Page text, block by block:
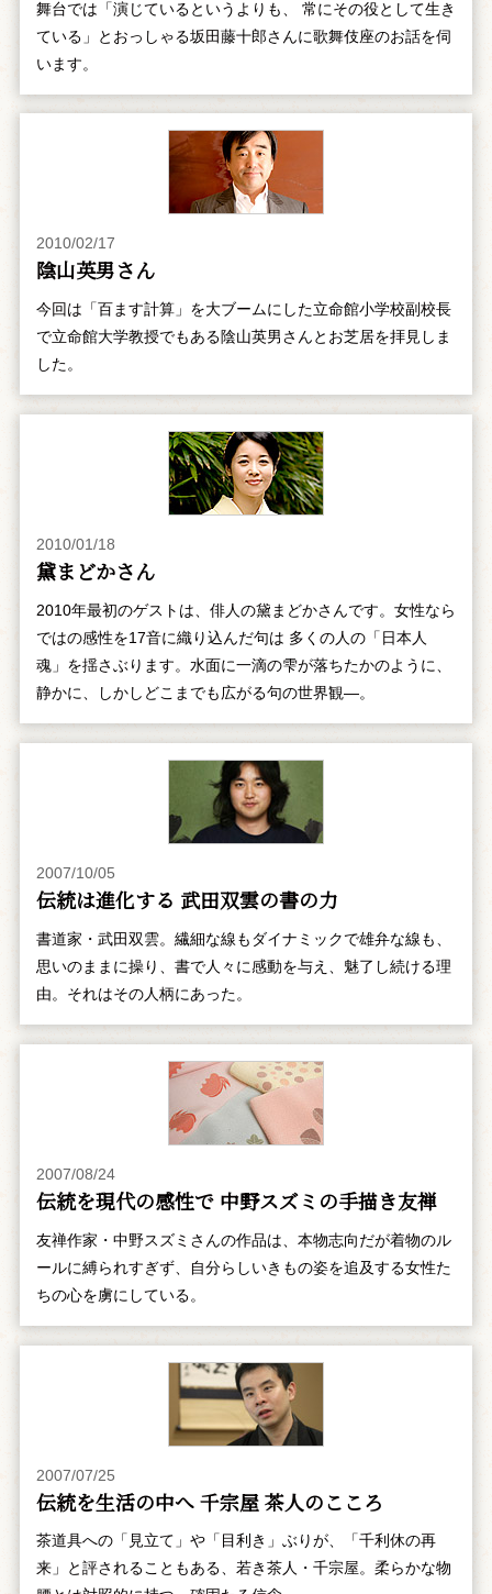
舞台では「演じているというよりも、 常にその役として生き
ている」とおっしゃる坂田藤十郎さんに歌舞伎座のお話を伺
います。
2010/02/17
陰山英男さん
今回は「百ます計算」を大ブームにした立命館小学校副校長
で立命館大学教授でもある陰山英男さんとお芝居を拝見しま
した。
2010/01/18
黛まどかさん
2010年最初のゲストは、俳人の黛まどかさんです。女性なら
ではの感性を17音に織り込んだ句は 多くの人の「日本人
魂」を揺さぶります。水面に一滴の雫が落ちたかのように、
静かに、しかしどこまでも広がる句の世界観―。
2007/10/05
伝統は進化する 武田双雲の書の力
書道家・武田双雲。繊細な線もダイナミックで雄弁な線も、
思いのままに操り、書で人々に感動を与え、魅了し続ける理
由。それはその人柄にあった。
2007/08/24
伝統を現代の感性で 中野スズミの手描き友禅
友禅作家・中野スズミさんの作品は、本物志向だが着物のル
ールに縛られすぎず、自分らしいきもの姿を追及する女性た
ちの心を虜にしている。
2007/07/25
伝統を生活の中へ 千宗屋 茶人のこころ
茶道具への「見立て」や「目利き」ぶりが、「千利休の再
来」と評されることもある、若き茶人・千宗屋。柔らかな物